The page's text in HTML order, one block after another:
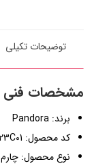
توضیحات تکیلی
مشخصات فنی
برند: Pandora
کد محصول: 793423C01
نوع محصول: چارم